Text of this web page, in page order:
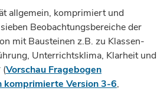
allgemein, komprimiert und
Beobachtungsbereiche der
mit Bausteinen z.B. zu Klassen-
Unterrichtsklima, Klarheit und
(Vorschau Fragebogen
komprimierte Version 3-6,